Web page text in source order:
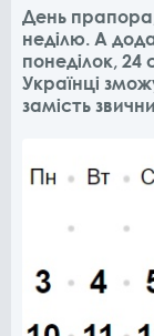
День
неділю. А
понеділок,
Українці
замість